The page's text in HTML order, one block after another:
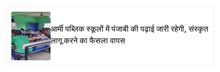
आर्मी पब्लिक स्कूलों में पंजाबी की पढ़ाई जारी रहेगी, संस्कृत
लागू करने का फैसला वापस